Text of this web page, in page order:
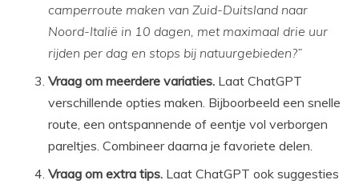
camperroute maken van Zuid-Duitsland naar
Noord-Italië in 10 dagen, met maximaal drie uur
rijden per dag en stops bij natuurgebieden?”
Vraag om meerdere variaties. Laat ChatGPT
verschillende opties maken. Bijboorbeeld een snelle
route, een ontspannende of eentje vol verborgen
pareltjes. Combineer daarna je favoriete delen.
Vraag om extra tips. Laat ChatGPT ook suggesties